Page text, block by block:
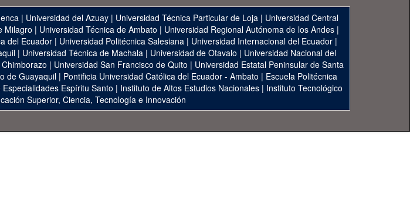
| Universidad del Azuay | Universidad Técnica Particular de Loja | Universidad Central
Milagro | Universidad Técnica de Ambato | Universidad Regional Autónoma de los Andes|
del Ecuador| Universidad Politécnica Salesiana| Universidad Internacional del Ecuador|
| Universidad Técnica de Machala | Universidad de Otavalo | Universidad Nacional del
| Universidad San Francisco de Quito | Universidad Estatal Peninsular de Santa
de Guayaquil | Pontificia Universidad Católica del Ecuador - Ambato | Escuela Politécnica
Espíritu Santo | Instituto de Altos Estudios Nacionales | Instituto Tecnológico
Superior, Ciencia, Tecnología e Innovación